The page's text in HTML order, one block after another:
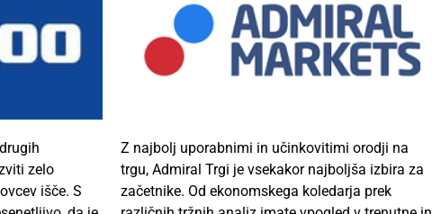
zelo
išče. S
Z najbolj uporabnimi in učinkovitimi orodji na
trgu, Admiral Trgi je vsekakor najboljša izbira za
začetnike. Od ekonomskega koledarja prek